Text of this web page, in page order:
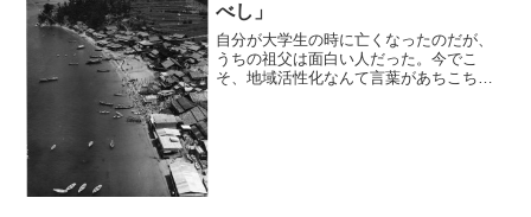
べし」
自分が大学生の時に亡くなったのだが、
うちの祖父は面白い人だった。今でこ
そ、地域活性化なんて言葉があちこちで